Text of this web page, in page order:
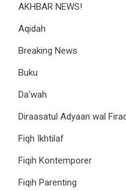
AKHBAR NEWS!
Aqidah
Breaking News
Buku
Da'wah
Diraasatul Adyaan wal
Fiqh Ikhtilaf
Fiqih Kontemporer
Fiqih Parenting